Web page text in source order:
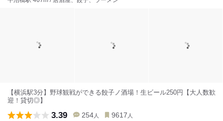
【横浜駅3分】野球観戦ができる餃子ノ酒場！生ビール250円【大人数歓
迎！貸切◎】
3.39 254 人 9617 人